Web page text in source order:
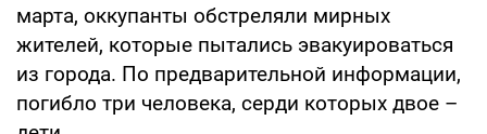
марта, оккупанты обстреляли мирных
жителей, которые пытались эвакуироваться
из города. По предварительной информации,
погибло три человека, серди которых двое –